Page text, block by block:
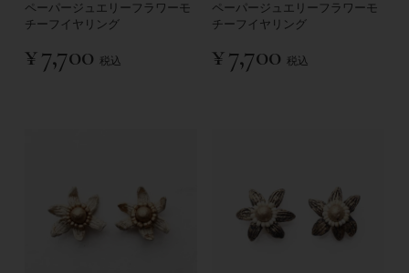
ペーパージュエリーフラワーモ
チーフイヤリング
¥7,700 税込
ペーパージュエリーフラワーモ
チーフイヤリング
¥7,700 税込